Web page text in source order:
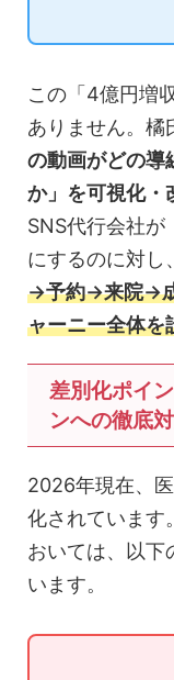
この「4億円増
ありません。橘
の動画がどの導
か」を可視化・
SNS代行会社が
にするのに対し
→予約→来院→成
ャーニー全体を
差別化ポイ
ンへの徹底
2026年現在、
化されています
おいては、以下
います。